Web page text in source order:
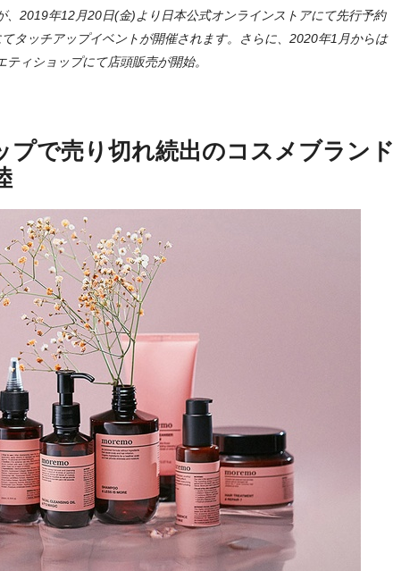
、2019年12月20日(金)より日本公式オンラインストアにて先行予約
タッチアップイベントが開催されます。さらに、2020年1月からは
ィショップにて店頭販売が開始。
プで売り切れ続出のコスメブランド